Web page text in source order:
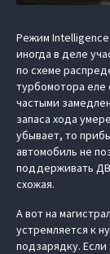
Режим Intelligence
иногда в деле
по схеме
турбомотора еле
частыми
запаса хода
убывает, то
автомобиль не
поддерживать
схожая.
А вот на
устремляется к
подзарядку.